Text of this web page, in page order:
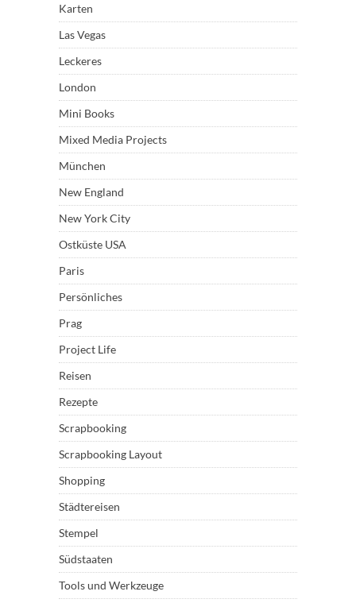
Karten
Las Vegas
Leckeres
London
Mini Books
Mixed Media Projects
München
New England
New York City
Ostküste USA
Paris
Persönliches
Prag
Project Life
Reisen
Rezepte
Scrapbooking
Scrapbooking Layout
Shopping
Städtereisen
Stempel
Südstaaten
Tools und Werkzeuge